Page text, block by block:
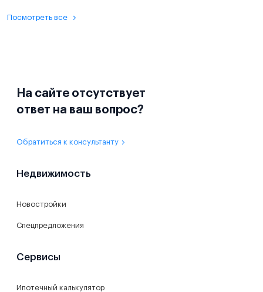
Посмотреть все
На сайте отсутствует
ответ на ваш вопрос?
Обратиться к консультанту
Недвижимость
Новостройки
Спецпредложения
Сервисы
Ипотечный калькулятор